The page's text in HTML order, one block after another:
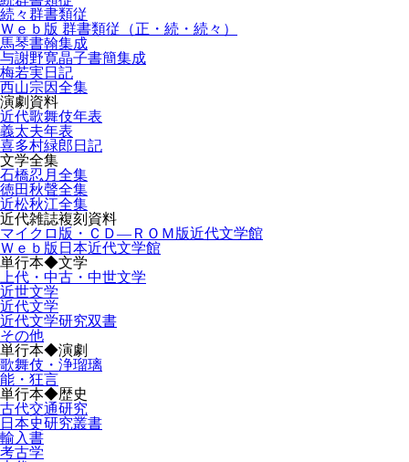
続々群書類従
Ｗｅｂ版 群書類従（正・続・続々）
馬琴書翰集成
与謝野寛晶子書簡集成
梅若実日記
西山宗因全集
演劇資料
近代歌舞伎年表
義太夫年表
喜多村緑郎日記
文学全集
石橋忍月全集
徳田秋聲全集
近松秋江全集
近代雑誌複刻資料
マイクロ版・ＣＤ―ＲＯＭ版近代文学館
Ｗｅｂ版日本近代文学館
単行本◆文学
上代・中古・中世文学
近世文学
近代文学
近代文学研究双書
その他
単行本◆演劇
歌舞伎・浄瑠璃
能・狂言
単行本◆歴史
古代交通研究
日本史研究叢書
輸入書
考古学